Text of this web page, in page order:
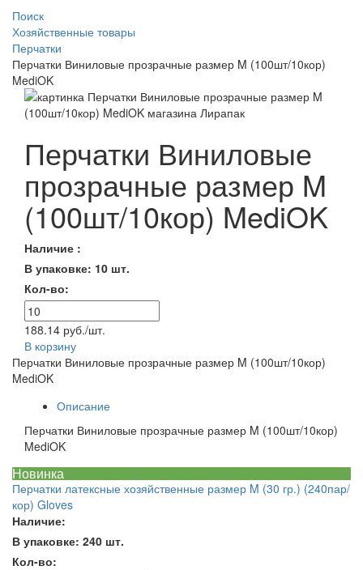
Поиск
Хозяйственные товары
Перчатки
Перчатки Виниловые прозрачные размер M (100шт/10кор)
MediOK
Перчатки Виниловые
прозрачные размер M
(100шт/10кор) MediOK
Наличие :
В упаковке: 10 шт.
Кол-во:
188.14 руб./шт.
В корзину
Перчатки Виниловые прозрачные размер M (100шт/10кор)
MediOK
Описание
Перчатки Виниловые прозрачные размер M (100шт/10кор)
MediOK
Новинка
Перчатки латексные хозяйственные размер M (30 гр.) (240пар/
кор) Gloves
Наличие:
В упаковке: 240 шт.
Кол-во: